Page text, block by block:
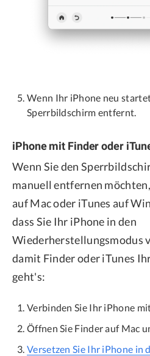
Wenn Ihr iPhone neu
Sperrbildschirm entfernt.
iPhone mit Finder oder
Wenn Sie den
manuell entfernen
auf Mac oder iTunes auf
dass Sie Ihr iPhone in den
Wiederherstellungsmodus
damit Finder oder iTunes
geht's:
Verbinden Sie Ihr iPhone
Öffnen Sie Finder auf Mac
Versetzen Sie Ihr iPhone in